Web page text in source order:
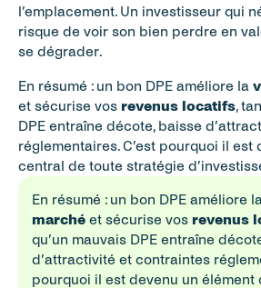
l’emplacement. Un investisseur qui
risque de voir son bien perdre en
se dégrader.
En résumé : un bon DPE améliore la
et sécurise vos revenus locatifs,
DPE entraîne décote, baisse
réglementaires. C’est pourquoi il est
central de toute stratégie
En résumé : un bon DPE améliore la
marché et sécurise vos revenus
qu’un mauvais DPE entraîne
d’attractivité et contraintes
pourquoi il est devenu un élément